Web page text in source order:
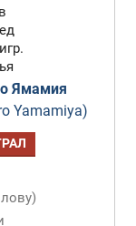
Ямамия
Yamamiya)
)